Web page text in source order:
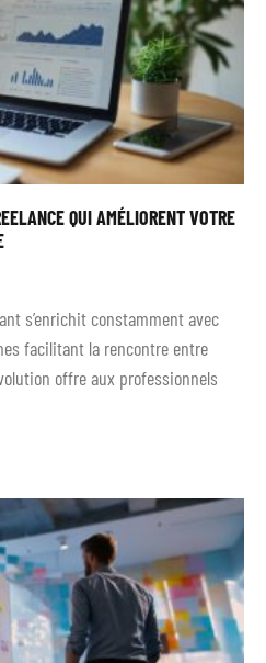
QUI AMÉLIORENT VOTRE
s’enrichit constamment avec
facilitant la rencontre entre
offre aux professionnels